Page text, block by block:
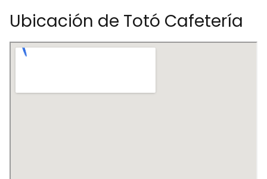
Ubicación de Totó Cafetería